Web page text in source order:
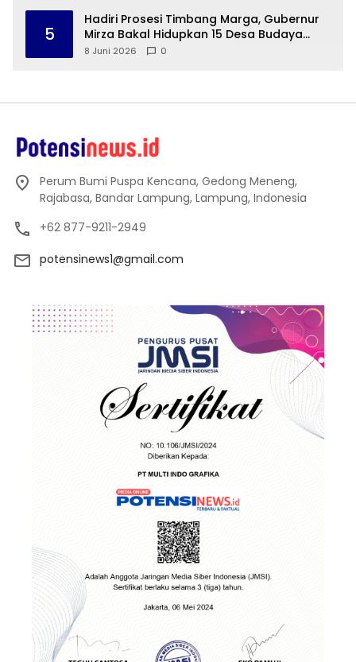
5
Hadiri Prosesi Timbang Marga, Gubernur
Mirza Bakal Hidupkan 15 Desa Budaya
Lampung
8 Juni 2026 0
Perum Bumi Puspa Kencana, Gedong Meneng,
Rajabasa, Bandar Lampung, Lampung, Indonesia
+62 877-9211-2949
potensinews1@gmail.com